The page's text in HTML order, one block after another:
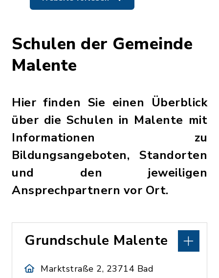
Schulen der Gemeinde
Malente
Hier finden Sie einen Überblick
über die Schulen in Malente mit
Informationen zu
Bildungsangeboten, Standorten
und den jeweiligen
Ansprechpartnern vor Ort.
Grundschule Malente
Marktstraße 2, 23714 Bad